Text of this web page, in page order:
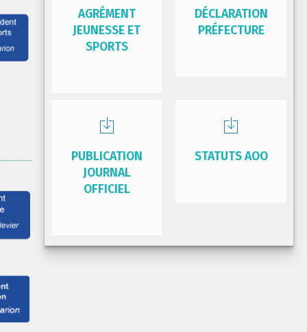
AGRÉMENT
JEUNESSE ET
SPORTS
DÉCLARATION
PRÉFECTURE
PUBLICATION
JOURNAL
OFFICIEL
STATUTS AOO